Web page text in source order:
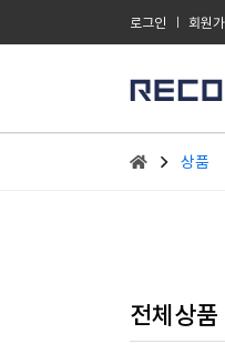
로그인 회원
상품
전체상품